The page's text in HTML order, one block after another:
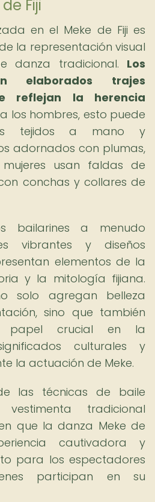
Fiji
en el Meke de Fiji es
la representación visual
danza tradicional. Los
elaborados trajes
reflejan la herencia
los hombres, esto puede
tejidos a mano y
adornados con plumas,
usan faldas de
conchas y collares de
bailarines a menudo
vibrantes y diseños
elementos de la
y la mitología fijiana.
solo agregan belleza
sino que también
papel crucial en la
culturales y
la actuación de Meke.
las técnicas de baile
tradicional
que la danza Meke de
cautivadora y
para los espectadores
participan en su